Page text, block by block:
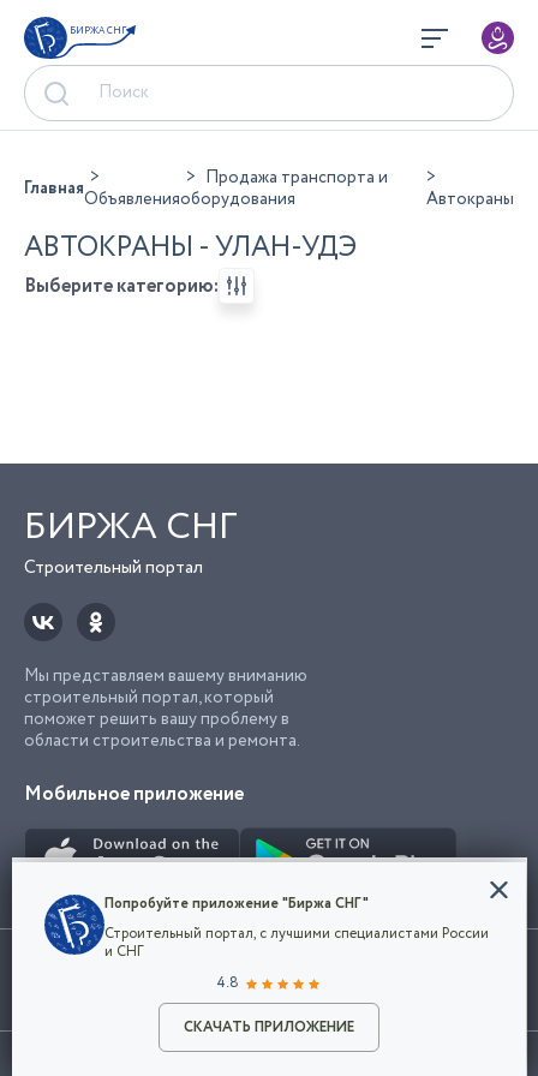
БИРЖА СНГ
Разместить объявление
ГлавнаяОбъявления
Продажа транспорта и
оборудования
Автокраны
АВТОКРАНЫ - УЛАН-УДЭ
Выберите категорию:
БИРЖА СНГ
Строительный портал
Мы представляем вашему вниманию
строительный портал, который
поможет решить вашу проблему в
области строительства и ремонта.
Мобильное приложение
Использование сайта, в том числе подача объявлений, означает
марки представленные на сайте являются собственностью их
©2026Биржа СНГ
Конфиденциальность
Мы используем файлы cookie, чтобы сделать
наш сайт удобным для каждого
Политикой конфиденциальности компании
и принимаете условия использования cookie.
Попробуйте приложение "Биржа СНГ"
Строительный портал, с лучшими специалистами России
и СНГ
4.8
СКАЧАТЬ ПРИЛОЖЕНИЕ